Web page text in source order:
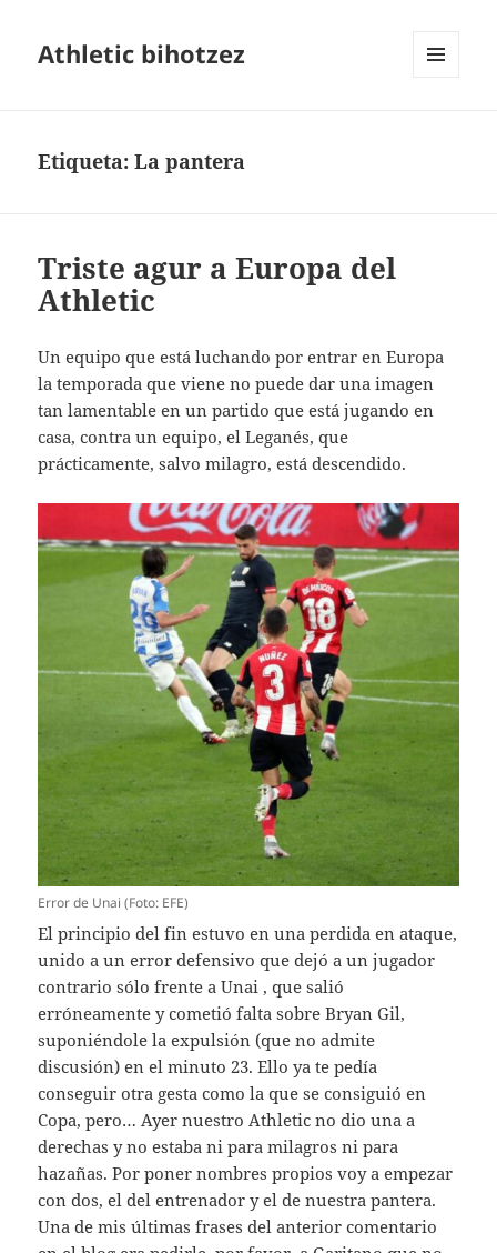
Athletic bihotzez
Etiqueta:La pantera
Triste agur a Europa del
Athletic
Un equipo que está luchando por entrar en Europa
la temporada que viene no puede dar una imagen
tan lamentable en un partido que está jugando en
casa, contra un equipo, el Leganés, que
prácticamente, salvo milagro, está descendido.
Error de Unai (Foto: EFE)
El principio del fin estuvo en una perdida en ataque,
unido a un error defensivo que dejó a un jugador
contrario sólo frente a Unai , que salió
erróneamente y cometió falta sobre Bryan Gil,
suponiéndole la expulsión (que no admite
discusión) en el minuto 23. Ello ya te pedía
conseguir otra gesta como la que se consiguió en
Copa, pero… Ayer nuestro Athletic no dio una a
derechas y no estaba ni para milagros ni para
hazañas. Por poner nombres propios voy a empezar
con dos, el del entrenador y el de nuestra pantera.
Una de mis últimas frases del anterior comentario